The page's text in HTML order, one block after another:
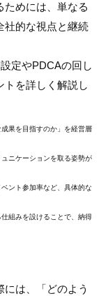
ためには、単なる
社的な視点と継続
定やPDCAの回し
トを詳しく解説し
果を目指すのか」を経営層
ニケーションを取る姿勢が
ント参加率など、具体的な
組みを設けることで、納得
は、「どのよう